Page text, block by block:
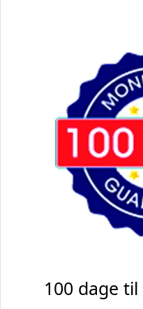
100 dage